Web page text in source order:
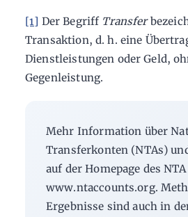
[1] Der Begriff Transfer
Transaktion, d. h. eine
Dienstleistungen oder Geld,
Gegenleistung.
Mehr Information über
Transferkonten (NTAs)
auf der Homepage des
www.ntaccounts.org.
Ergebnisse sind auch in